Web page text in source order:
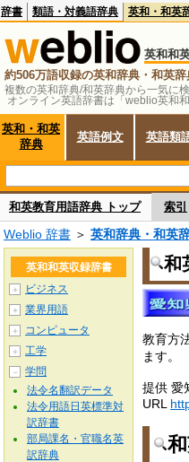
複数の英和辞典/和英辞典から一気に検
オンライン英語辞書は「weblio英和和
辞書 類語・対義語辞典 英和・和英
英和和
約506万語収録の英和辞典・和英辞
英和・和英
辞典
英語例文 英語類
和英教育用語辞典 トップ 索引
Weblio 辞書 ＞ 英和辞典・和英
和
教育方
ます。
提供 愛
URL
英和和英収録辞書
＋ ビジネス
＋ 業界用語
＋ コンピュータ
＋ 工学
－
学問
法令名翻訳データ
法令用語日英標準対
訳辞書
部局課名・官職名英
訳辞典